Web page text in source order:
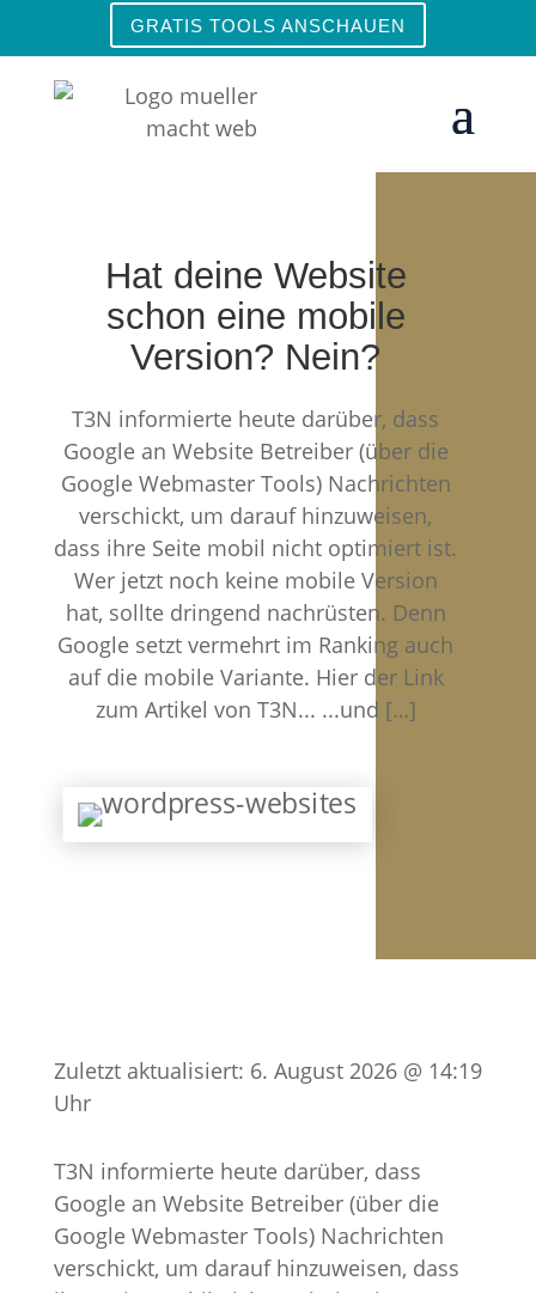
GRATIS TOOLS ANSCHAUEN
Hat deine Website
schon eine mobile
Version? Nein?
T3N informierte heute darüber, dass
Google an Website Betreiber (über die
Google Webmaster Tools) Nachrichten
verschickt, um darauf hinzuweisen,
dass ihre Seite mobil nicht optimiert ist.
Wer jetzt noch keine mobile Version
hat, sollte dringend nachrüsten. Denn
Google setzt vermehrt im Ranking auch
auf die mobile Variante. Hier der Link
zum Artikel von T3N... ...und […]
Zuletzt aktualisiert: 6. August 2026 @ 14:19
Uhr
T3N informierte heute darüber, dass
Google an Website Betreiber (über die
Google Webmaster Tools) Nachrichten
verschickt, um darauf hinzuweisen, dass